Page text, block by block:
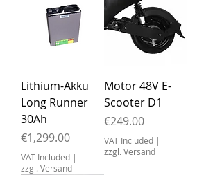
Lithium-Akku
Long Runner
30Ah
Price
€1,299.00
VAT Included |
zzgl. Versand
Motor 48V E-
Scooter D1
Price
€249.00
VAT Included |
zzgl. Versand